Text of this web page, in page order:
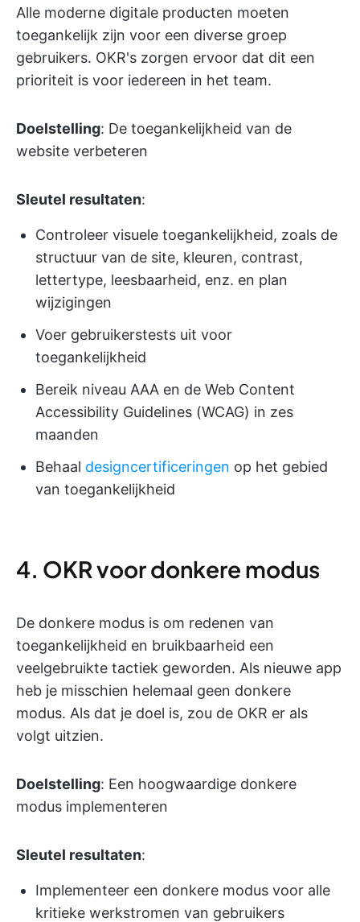
Alle moderne digitale producten moeten
toegankelijk zijn voor een diverse groep
gebruikers. OKR's zorgen ervoor dat dit een
prioriteit is voor iedereen in het team.
Doelstelling: De toegankelijkheid van de
website verbeteren
Sleutel resultaten:
Controleer visuele toegankelijkheid, zoals de
structuur van de site, kleuren, contrast,
lettertype, leesbaarheid, enz. en plan
wijzigingen
Voer gebruikerstests uit voor
toegankelijkheid
Bereik niveau AAA en de Web Content
Accessibility Guidelines (WCAG) in zes
maanden
Behaal designcertificeringen op het gebied
van toegankelijkheid
4. OKR voor donkere modus
De donkere modus is om redenen van
toegankelijkheid en bruikbaarheid een
veelgebruikte tactiek geworden. Als nieuwe app
heb je misschien helemaal geen donkere
modus. Als dat je doel is, zou de OKR er als
volgt uitzien.
Doelstelling: Een hoogwaardige donkere
modus implementeren
Sleutel resultaten:
Implementeer een donkere modus voor alle
kritieke werkstromen van gebruikers